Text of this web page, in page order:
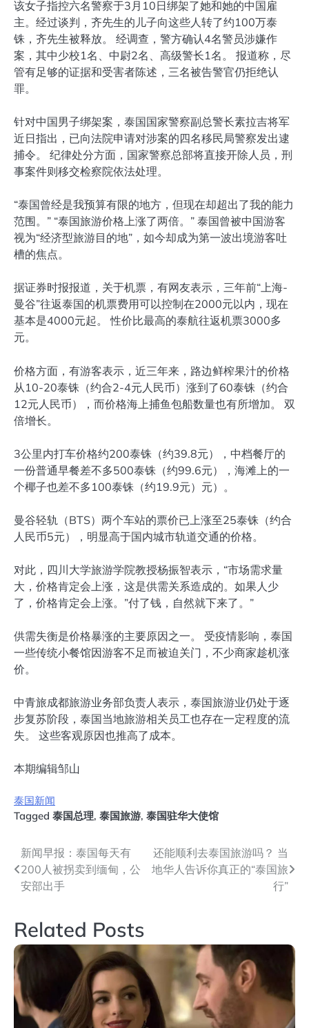
该女子指控六名警察于3月10日绑架了她和她的中国雇
主。经过谈判，齐先生的儿子向这些人转了约100万泰
铢，齐先生被释放。 经调查，警方确认4名警员涉嫌作
案，其中少校1名、中尉2名、高级警长1名。 报道称，尽
管有足够的证据和受害者陈述，三名被告警官仍拒绝认
罪。
针对中国男子绑架案，泰国国家警察副总警长素拉吉将军
近日指出，已向法院申请对涉案的四名移民局警察发出逮
捕令。 纪律处分方面，国家警察总部将直接开除人员，刑
事案件则移交检察院依法处理。
“泰国曾经是我预算有限的地方，但现在却超出了我的能力
范围。” “泰国旅游价格上涨了两倍。” 泰国曾被中国游客
视为“经济型旅游目的地”，如今却成为第一波出境游客吐
槽的焦点。
据证券时报报道，关于机票，有网友表示，三年前“上海-
曼谷”往返泰国的机票费用可以控制在2000元以内，现在
基本是4000元起。 性价比最高的泰航往返机票3000多
元。
价格方面，有游客表示，近三年来，路边鲜榨果汁的价格
从10-20泰铢（约合2-4元人民币）涨到了60泰铢（约合
12元人民币），而价格海上捕鱼包船数量也有所增加。 双
倍增长。
3公里内打车价格约200泰铢（约39.8元），中档餐厅的
一份普通早餐差不多500泰铢（约99.6元），海滩上的一
个椰子也差不多100泰铢（约19.9元）元）。
曼谷轻轨（BTS）两个车站的票价已上涨至25泰铢（约合
人民币5元），明显高于国内城市轨道交通的价格。
对此，四川大学旅游学院教授杨振智表示，“市场需求量
大，价格肯定会上涨，这是供需关系造成的。如果人少
了，价格肯定会上涨。”付了钱，自然就下来了。”
供需失衡是价格暴涨的主要原因之一。 受疫情影响，泰国
一些传统小餐馆因游客不足而被迫关门，不少商家趁机涨
价。
中青旅成都旅游业务部负责人表示，泰国旅游业仍处于逐
步复苏阶段，泰国当地旅游相关员工也存在一定程度的流
失。 这些客观原因也推高了成本。
本期编辑邹山
泰国新闻
Tagged 泰国总理, 泰国旅游, 泰国驻华大使馆
文
章
航
新闻早报：泰国每天有
200人被拐卖到缅甸，公
安部出手
还能顺利去泰国旅游吗？ 当
地华人告诉你真正的“泰国旅
行”
Related Posts